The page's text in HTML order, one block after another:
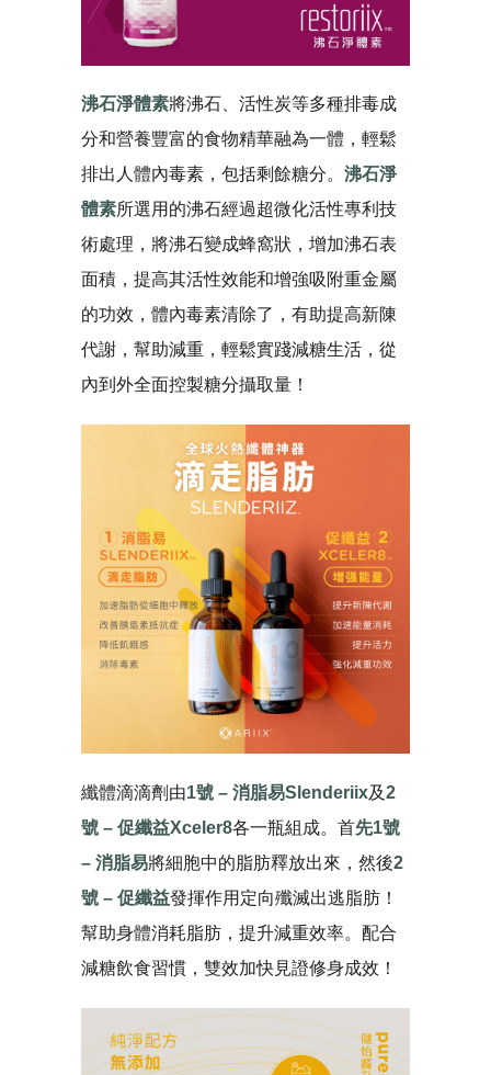
沸石淨體素將沸石、活性炭等多種排毒成
分和營養豐富的食物精華融為一體，輕鬆
排出人體內毒素，包括剩餘糖分。 沸石淨
體素所選用的沸石經過超微化活性專利技
術處理，將沸石變成蜂窩狀，增加沸石表
面積，提高其活性效能和增強吸附重金屬
的功效，體內毒素清除了，有助提高新陳
代謝，幫助減重，輕鬆實踐減糖生活，從
內到外全面控製糖分攝取量！
纖體滴滴劑由1號 – 消脂易Slenderiix及2
號 – 促纖益Xceler8各一瓶組成。首先1號
– 消脂易將細胞中的脂肪釋放出來，然後2
號 – 促纖益發揮作用定向殲滅出逃脂肪！
幫助身體消耗脂肪，提升減重效率。配合
減糖飲食習慣，雙效加快見證修身成效！